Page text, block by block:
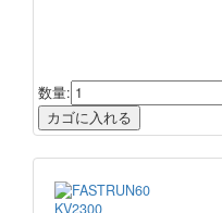
数量: